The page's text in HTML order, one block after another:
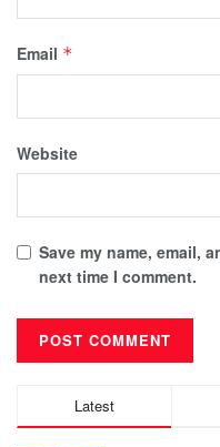
Email *
Website
Save my name, email,
next time I comment.
Latest